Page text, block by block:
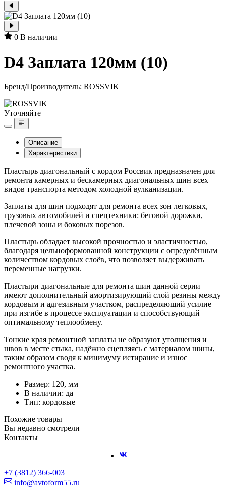
0 В наличии
D4 Заплата 120мм (10)
Бренд/Производитель: ROSSVIK
Уточняйте
Описание
Характеристики
Пластырь диагональный с кордом Россвик предназначен для
ремонта камерных и бескамерных диагональных шин всех
видов транспорта методом холодной вулканизации.
Заплаты для шин подходят для ремонта всех зон легковых,
грузовых автомобилей и спецтехники: беговой дорожки,
плечевой зоны и боковых порезов.
Пластырь обладает высокой прочностью и эластичностью,
благодаря цельноформованной конструкции с определённым
количеством кордовых слоёв, что позволяет выдерживать
переменные нагрузки.
Пластыри диагональные для ремонта шин данной серии
имеют дополнительный амортизирующий слой резины между
кордовым и адгезивным участком, распределяющий усилие
при изгибе в процессе эксплуатации и способствующий
оптимальному теплообмену.
Тонкие края ремонтной заплаты не образуют утолщения и
швов в месте стыка, надёжно сцепляясь с материалом шины,
таким образом сводя к минимуму истирание и износ
ремонтного участка.
Размер: 120, мм
В наличии: да
Тип: кордовые
Похожие товары
Вы недавно смотрели
Контакты
+7 (3812) 366-003
info@avtoform55.ru